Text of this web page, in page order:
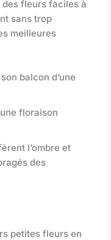
des fleurs faciles à
sans trop
meilleures
balcon d’une
floraison
l’ombre et
des
petites fleurs en